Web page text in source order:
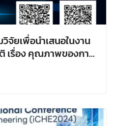
ยเพื่อนำเสนอในงาน
เรื่อง คุณภาพของการ
รม ครั้งที่ 14